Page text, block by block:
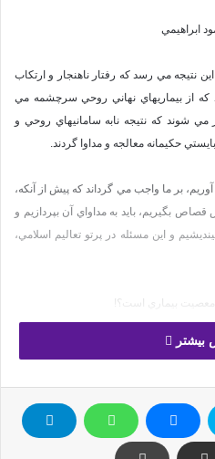
ابراهيمي
نتيجه مي رسد كه رفتار ناهنجار و ارتكاب
از بيماريهاي نهاني روحي سرچشمه مي
مي شوند كه نتيجه نابه سامانيهاي روحي و
حكيمانه معالجه و مداوا گردند.
بر ما واجب مي گرداند كه پيش از آنكه،
بگيريم، بايد به مداواي آن بپردازيم و
و اين مسئله در پرتو تعاليم اسلامي،
معصيت بيماري است؟!
ما را بر آن مي دارد كه پاسخ مثبت بدهيم و
بیشتر